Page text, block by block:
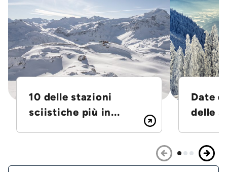
10 delle stazioni
sciistiche più in...
Date
delle